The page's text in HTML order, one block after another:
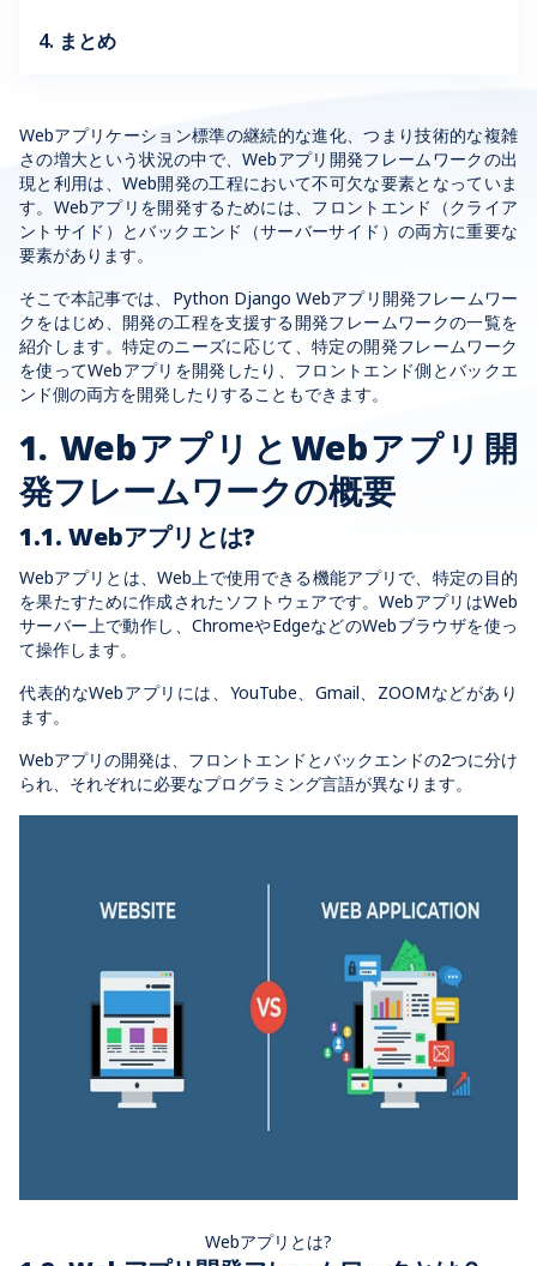
Webアプリケーション標準の継続的な進化、つまり技術的な複雑
さの増大という状況の中で、Webアプリ開発フレームワークの出
現と利用は、Web開発の工程において不可欠な要素となっていま
す。Webアプリを開発するためには、フロントエンド（クライア
ントサイド）とバックエンド（サーバーサイド）の両方に重要な
要素があります。
そこで本記事では、Python Django Webアプリ開発フレームワー
クをはじめ、開発の工程を支援する開発フレームワークの一覧を
紹介します。特定のニーズに応じて、特定の開発フレームワーク
を使ってWebアプリを開発したり、フロントエンド側とバックエ
ンド側の両方を開発したりすることもできます。
1. WebアプリとWebアプリ開
発フレームワークの概要
1.1. Webアプリとは?
Webアプリとは、Web上で使用できる機能アプリで、特定の目的
を果たすために作成されたソフトウェアです。WebアプリはWeb
サーバー上で動作し、ChromeやEdgeなどのWebブラウザを使っ
て操作します。
代表的なWebアプリには、YouTube、Gmail、ZOOMなどがあり
ます。
Webアプリの開発は、フロントエンドとバックエンドの2つに分け
られ、それぞれに必要なプログラミング言語が異なります。
Webアプリとは?
4. まとめ